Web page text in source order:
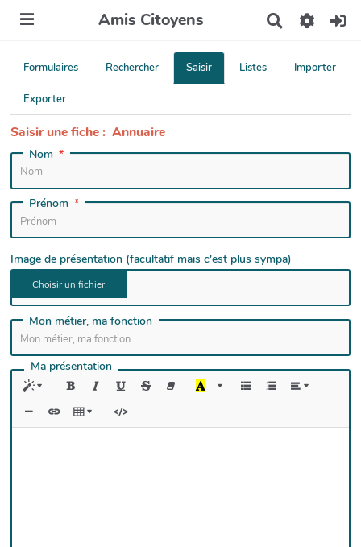
Amis Citoyens
c
r
Formulaires Rechercher Saisir Listes Importer
Exporter
Saisir une fiche : Annuaire
Nom
Prénom
Image de présentation (facultatif mais c'est plus sympa)
Mon métier, ma fonction
Ma présentation